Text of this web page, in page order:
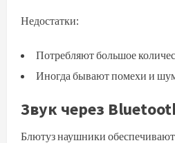
Недостатки:
Потребляют большое
Иногда бывают помехи и
Звук через
Блютуз наушники